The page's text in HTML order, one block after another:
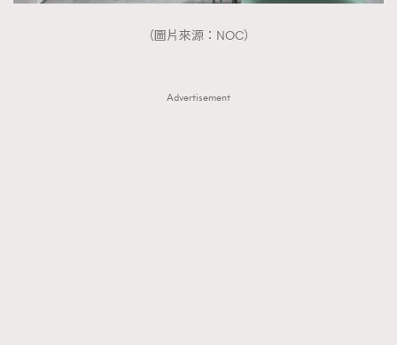
（圖片來源：NOC）
Advertisement